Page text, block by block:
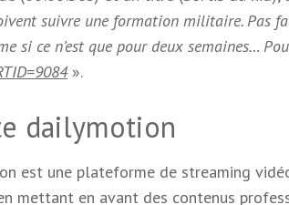
suivre une formation militaire. Pas
si ce n’est que pour deux semaines…
».
dailymotion
est une plateforme de streaming
mettant en avant des contenus